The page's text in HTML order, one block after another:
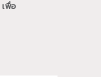
เพื่อ